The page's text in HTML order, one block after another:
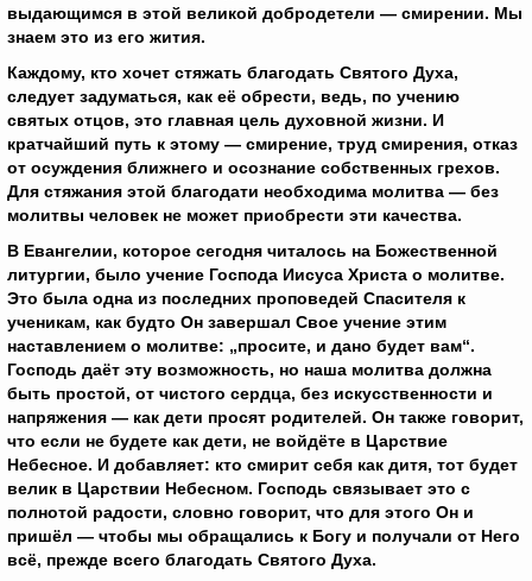
выдающимся в этой великой добродетели — смирении. Мы
знаем это из его жития.
Каждому, кто хочет стяжать благодать Святого Духа,
следует задуматься, как её обрести, ведь, по учению
святых отцов, это главная цель духовной жизни. И
кратчайший путь к этому — смирение, труд смирения, отказ
от осуждения ближнего и осознание собственных грехов.
Для стяжания этой благодати необходима молитва — без
молитвы человек не может приобрести эти качества.
В Евангелии, которое сегодня читалось на Божественной
литургии, было учение Господа Иисуса Христа о молитве.
Это была одна из последних проповедей Спасителя к
ученикам, как будто Он завершал Свое учение этим
наставлением о молитве: „просите, и дано будет вам“.
Господь даёт эту возможность, но наша молитва должна
быть простой, от чистого сердца, без искусственности и
напряжения — как дети просят родителей. Он также говорит,
что если не будете как дети, не войдёте в Царствие
Небесное. И добавляет: кто смирит себя как дитя, тот будет
велик в Царствии Небесном. Господь связывает это с
полнотой радости, словно говорит, что для этого Он и
пришёл — чтобы мы обращались к Богу и получали от Него
всё, прежде всего благодать Святого Духа.